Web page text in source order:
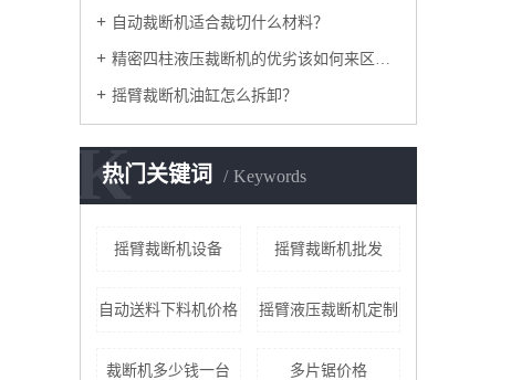
自动裁断机适合裁切什么材料？
精密四柱液压裁断机的优劣该如何来区分？
摇臂裁断机油缸怎么拆卸？
热门关键词 Keywords
K
摇臂裁断机设备 摇臂裁断机批发
自动送料下料机价格 摇臂液压裁断机定制
裁断机多少钱一台 多片锯价格